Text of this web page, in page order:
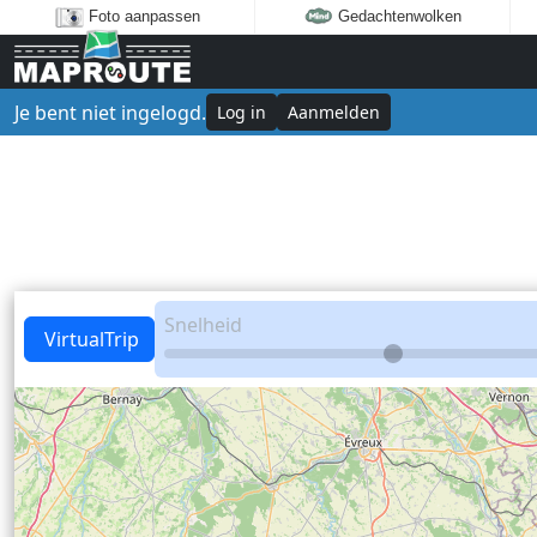
Foto aanpassen Gedachtenwolken
Je bent niet ingelogd. Log in Aanmelden
VirtualTrip
Snelheid